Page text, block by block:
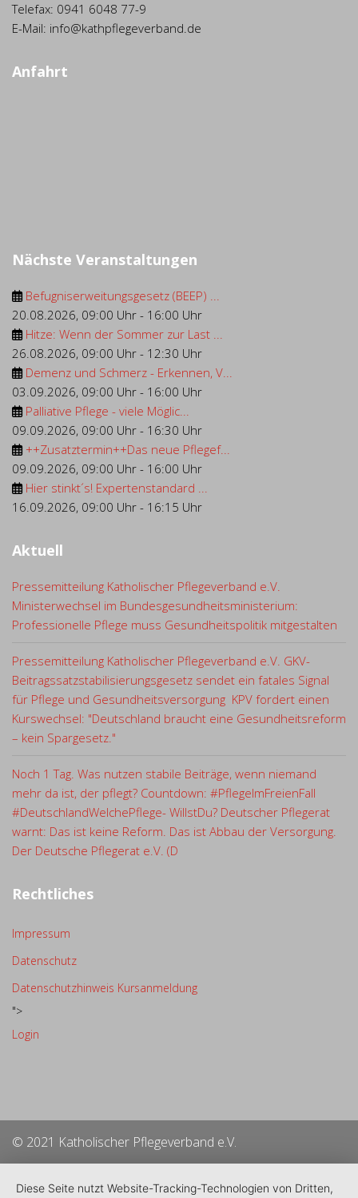
Telefax: 0941 6048 77-9
E-Mail: info@kathpflegeverband.de
Anfahrt
Nächste Veranstaltungen
Befugniserweitungsgesetz (BEEP) ...
20.08.2026, 09:00 Uhr - 16:00 Uhr
Hitze: Wenn der Sommer zur Last ...
26.08.2026, 09:00 Uhr - 12:30 Uhr
Demenz und Schmerz - Erkennen, V...
03.09.2026, 09:00 Uhr - 16:00 Uhr
Palliative Pflege - viele Möglic...
09.09.2026, 09:00 Uhr - 16:30 Uhr
++Zusatztermin++Das neue Pflegef...
09.09.2026, 09:00 Uhr - 16:00 Uhr
Hier stinkt´s! Expertenstandard ...
16.09.2026, 09:00 Uhr - 16:15 Uhr
Aktuell
Pressemitteilung Katholischer Pflegeverband e.V.
Ministerwechsel im Bundesgesundheitsministerium:
Professionelle Pflege muss Gesundheitspolitik mitgestalten
Pressemitteilung Katholischer Pflegeverband e.V. GKV-
Beitragssatzstabilisierungsgesetz sendet ein fatales Signal
für Pflege und Gesundheitsversorgung KPV fordert einen
Kurswechsel: "Deutschland braucht eine Gesundheitsreform
– kein Spargesetz."
Noch 1 Tag. Was nutzen stabile Beiträge, wenn niemand
mehr da ist, der pflegt? Countdown: #PflegeImFreienFall
#DeutschlandWelchePflege- WillstDu? Deutscher Pflegerat
warnt: Das ist keine Reform. Das ist Abbau der Versorgung.
Der Deutsche Pflegerat e.V. (D
Rechtliches
Impressum
Datenschutz
Datenschutzhinweis Kursanmeldung
">
Login
© 2021 Katholischer Pflegeverband e.V.
Diese Seite nutzt Website-Tracking-Technologien von Dritten,